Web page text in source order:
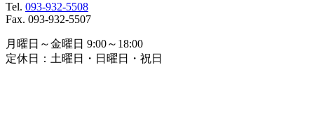
Tel. 093-932-5508
Fax. 093-932-5507
月曜日～金曜日 9:00～18:00
定休日：土曜日・日曜日・祝日